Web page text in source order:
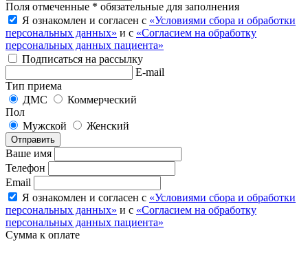
Поля отмеченные * обязательные для заполнения
Я ознакомлен и согласен с «Условиями сбора и обработки
персональных данных» и с «Согласием на обработку
персональных данных пациента»
Подписаться на рассылку
E-mail
Тип приема
ДМС
Коммерческий
Пол
Мужской
Женский
Отправить
Ваше имя
Телефон
Email
Я ознакомлен и согласен с «Условиями сбора и обработки
персональных данных» и с «Согласием на обработку
персональных данных пациента»
Сумма к оплате